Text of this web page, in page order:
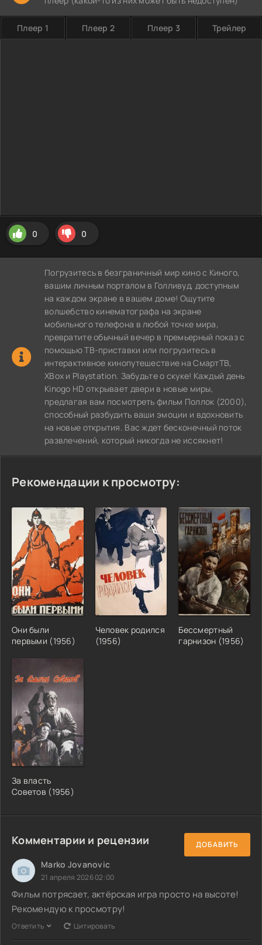
Плеер 1 Плеер 2 Плеер 3 Трейлер
0 0
Погрузитесь в безграничный мир кино с Киного,
вашим личным порталом в Голливуд, доступным
на каждом экране в вашем доме! Ощутите
волшебство кинематографа на экране
мобильного телефона в любой точке мира,
превратите обычный вечер в премьерный показ с
помощью ТВ-приставки или погрузитесь в
интерактивное кинопутешествие на СмартТВ,
XBox и Playstation. Забудьте о скуке! Каждый день
Kinogo HD открывает двери в новые миры,
предлагая вам посмотреть фильм Поллок (2000),
способный разбудить ваши эмоции и вдохновить
на новые открытия. Вас ждет бесконечный поток
развлечений, который никогда не иссякнет!
Рекомендации к просмотру:
Они были
первыми (1956)
Человек родился
(1956)
Бессмертный
гарнизон (1956)
За власть
Советов (1956)
Комментарии и рецензии ДОБАВИТЬ
Marko Jovanovic
21 апреля 2026 02:00
Фильм потрясает, актёрская игра просто на высоте!
Рекомендую к просмотру!
Ответить Цитировать